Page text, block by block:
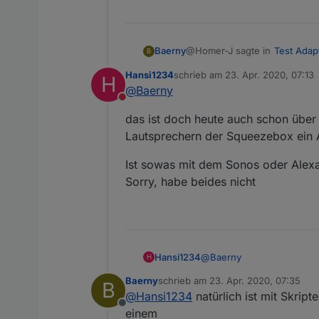
B Baerny@Homer-J sagte in Test
@blauholsten und
Wäre es nicht besser das
Sonos Api einbinden könnte
H
Nicht stören
Hansi1234schrieb am 23. Apr. 2020, 07:13
zuletzt editiert von
@Baerny
das ist doch heute auch schon
Lautsprechern der Squeezebox ein
Ist sowas mit dem Sonos oder
Sorry, habe beides nicht
H Hansi1234@Baerny
das ist doch heute auch
Lautsprechern der
Ist sowas mit dem Sonos
B
Offline
Baernyschrieb am 23. Apr. 2020, 07:35
zuletzt editiert von
@Hansi1234 natürlich ist mit
einem